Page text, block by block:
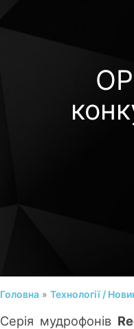
Головна »Технології /
Серія мудрофонів